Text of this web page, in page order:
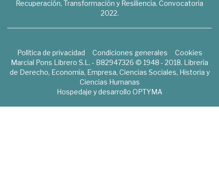
Recuperación, Transformación y Resiliencia. Convocatoria
2022.
Política de privacidad Condiciones generales
Cookies
Marcial Pons Librero S.L. - B82947326 © 1948 - 2018. Librería
de Derecho, Economía, Empresa, Ciencias Sociales, Historia y
Ciencias Humanas
Hospedaje y desarrollo OPTYMA